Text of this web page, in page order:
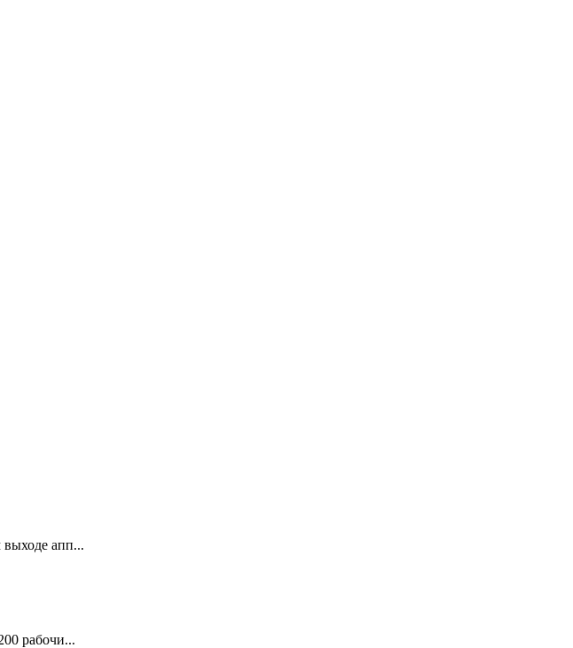
выходе апп...
рабочи...